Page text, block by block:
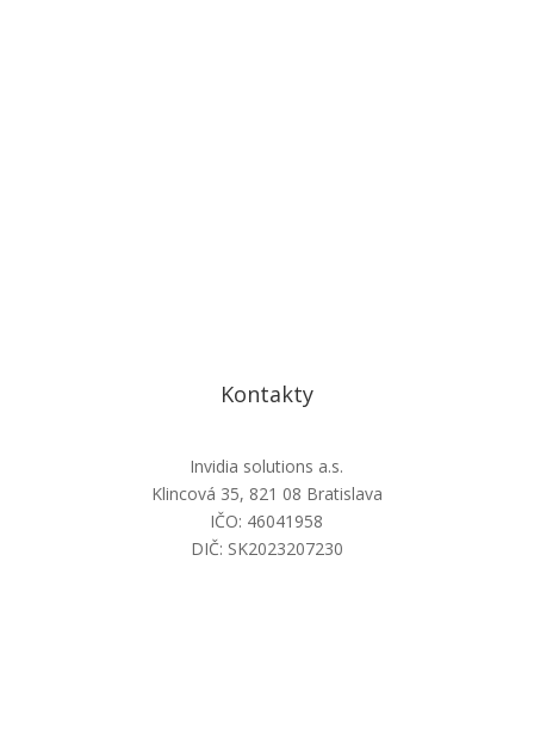
Kontakty
Invidia solutions a.s.
Klincová 35, 821 08 Bratislava
IČO: 46041958
DIČ: SK2023207230